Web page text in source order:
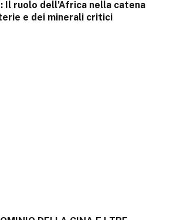
Il ruolo dell’Africa nella catena
e dei minerali critici